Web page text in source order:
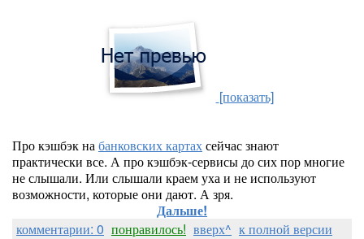
[показать]
Про кэшбэк набанковских картахсейчас знают
практически все. А про кэшбэк-сервисы до сих пор многие
не слышали. Или слышали краем уха и не используют
возможности, которые они дают. А зря.
Дальше!
комментарии: 0 понравилось! вверх^ к полной версии